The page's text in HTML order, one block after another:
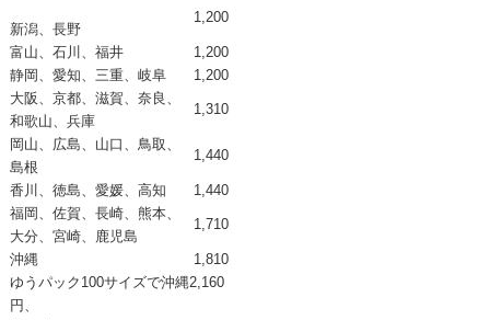
新潟、長野
1,200
富山、石川、福井
1,200
静岡、愛知、三重、岐阜
1,200
大阪、京都、滋賀、奈良、
和歌山、兵庫
1,310
岡山、広島、山口、鳥取、
島根
1,440
香川、徳島、愛媛、高知
1,440
福岡、佐賀、長崎、熊本、
大分、宮崎、鹿児島
1,710
沖縄
1,810
ゆうパック100サイズで沖縄2,160
円、